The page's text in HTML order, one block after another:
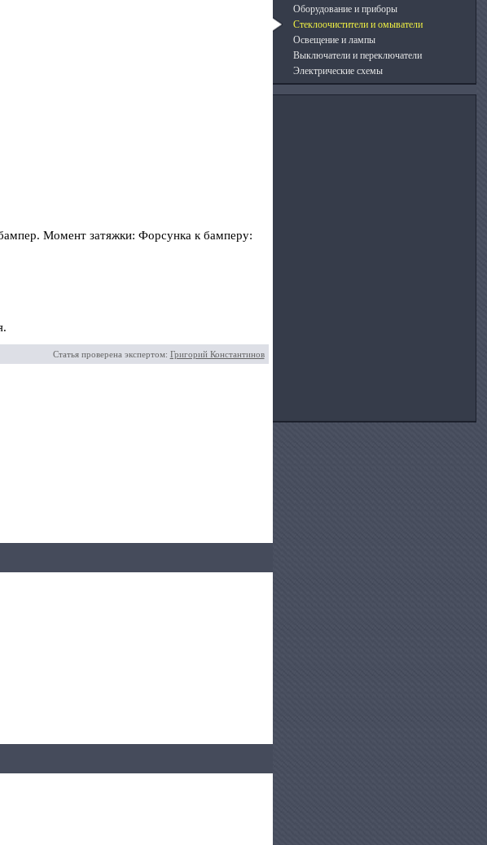
Момент затяжки: Форсунка к бамперу:
Статья проверена экспертом: Григорий Константинов
Оборудование и приборы
Стеклоочистители и омыватели
Освещение и лампы
Выключатели и переключатели
Электрические схемы